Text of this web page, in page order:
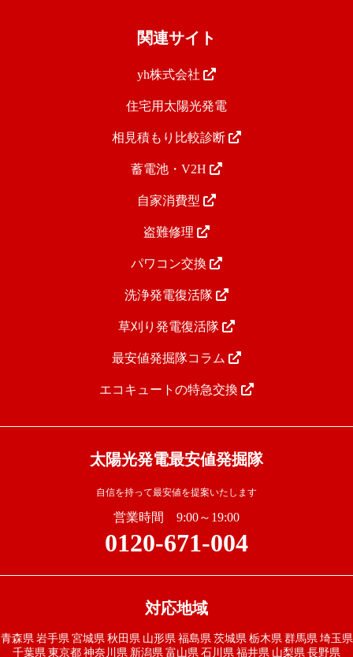
関連サイト
yh株式会社
住宅用太陽光発電
相見積もり比較診断
蓄電池・V2H
自家消費型
盗難修理
パワコン交換
洗浄発電復活隊
草刈り発電復活隊
最安値発掘隊コラム
エコキュートの特急交換
太陽光発電最安値発掘隊
自信を持って最安値を提案いたします
営業時間 9:00～19:00
0120-671-004
対応地域
青森県 岩手県 宮城県 秋田県 山形県 福島県 茨城県 栃木県 群馬県 埼玉県
千葉県 東京都 神奈川県 新潟県 富山県 石川県 福井県 山梨県 長野県